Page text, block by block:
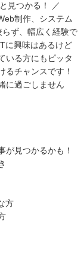
見つかる！ ／
制作、システム
ず、幅広く経験で
に興味はあるけど
いる方にもピッタ
るチャンスです！
に過ごしません
が見つかるかも！
方